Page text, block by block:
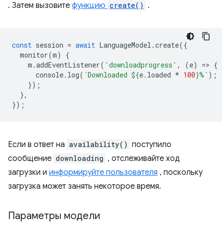
. Затем вызовите функцию create() .
const session = await LanguageModel .create({
monitor(m)
{
m .addEventListener( 'downloadprogress' , (e) => {
console. log( `Downloaded ${e. loaded * 100}%` );
});
},
});
Если в ответ на availability() поступило
сообщение downloading , отслеживайте ход
загрузки и информируйте пользователя , поскольку
загрузка может занять некоторое время.
Параметры модели